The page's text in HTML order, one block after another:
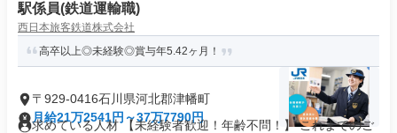
駅係員(鉄道運輸職)
西日本旅客鉄道株式会社
高卒以上◎未経験◎賞与年5.42ヶ月！
〒929-0416石川県河北郡津幡町
月給21万2541円～37万7790円
求めている人材 【未経験者歓迎！年齢不問！】 これまでのご